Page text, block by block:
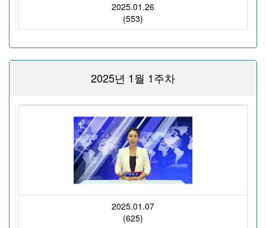
2025.01.26
(553)
2025년 1월 1주차
2025.01.07
(625)